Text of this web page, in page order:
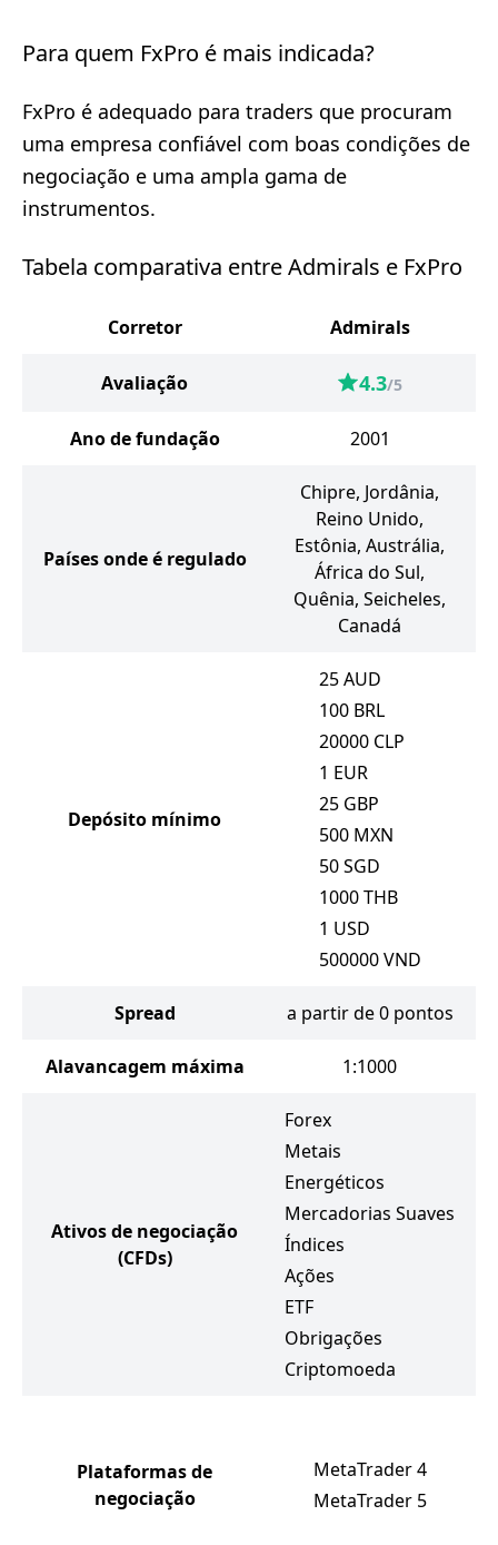
Para quem FxPro é mais indicada?
FxPro é adequado para traders que procuram
uma empresa confiável com boas condições de
negociação e uma ampla gama de
instrumentos.
Tabela comparativa entre Admirals e FxPro
Corretor Admirals
Avaliação 4.3/5
Ano de fundação 2001
Países onde é regulado
Chipre, Jordânia,
Reino Unido,
Estônia, Austrália,
África do Sul,
Quênia, Seicheles,
Canadá
Depósito mínimo
25 AUD
100 BRL
20000 CLP
1 EUR
25 GBP
500 MXN
50 SGD
1000 THB
1 USD
500000 VND
Spread a partir de 0 pontos
Alavancagem máxima 1:1000
Ativos de negociação
(CFDs)
Forex
Metais
Energéticos
Mercadorias Suaves
Índices
Ações
ETF
Obrigações
Criptomoeda
Plataformas de
negociação
MetaTrader 4
MetaTrader 5